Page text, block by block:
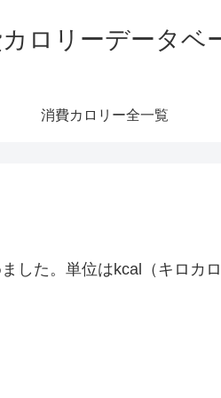
ロリーデータベ
消費カロリー全一覧
した。単位はkcal（キロカ